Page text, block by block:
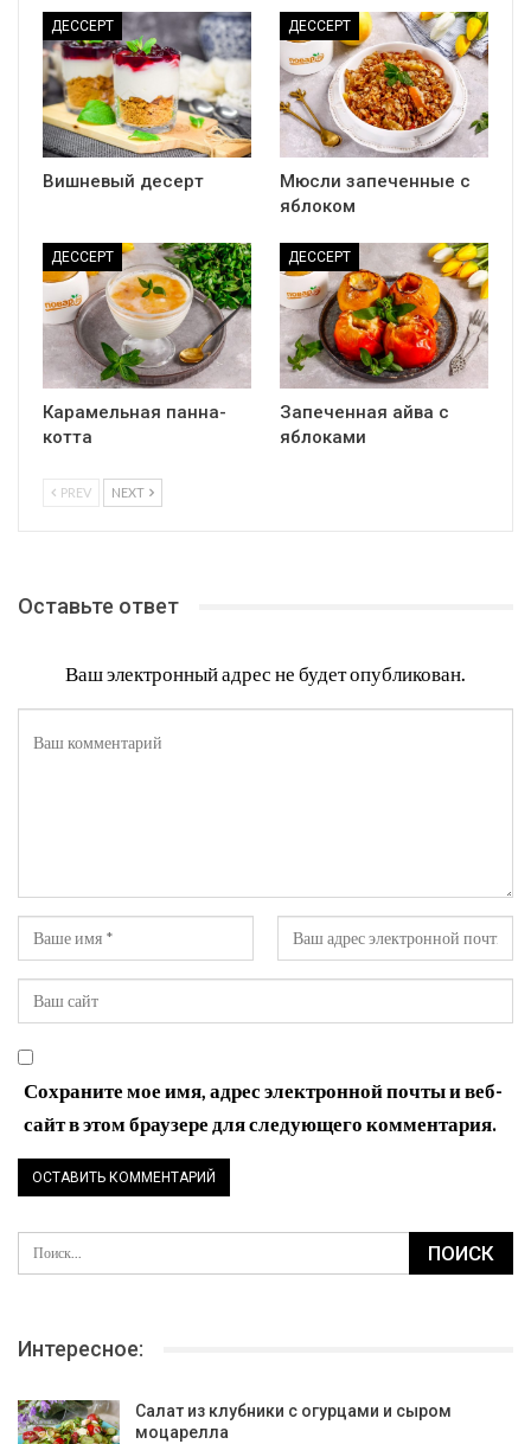
ДЕССЕРТ
Вишневый десерт
ДЕССЕРТ
Мюсли запеченные с
яблоком
ДЕССЕРТ
Карамельная панна-
котта
ДЕССЕРТ
Запеченная айва с
яблоками
PREV NEXT
Оставьте ответ
Ваш электронный адрес не будет опубликован.
Сохраните мое имя, адрес электронной почты и веб-
сайт в этом браузере для следующего комментария.
Интересное:
Салат из клубники с огурцами и сыром
моцарелла